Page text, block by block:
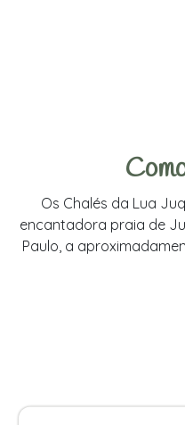
Os Chalés da Lua
encantadora praia de
Paulo, a